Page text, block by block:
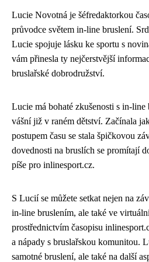
Lucie Novotná je šéfredaktorkou
průvodce světem in-line bruslení.
Lucie spojuje lásku ke sportu s
vám přinesla ty nejčerstvější
bruslařské dobrodružství.
Lucie má bohaté zkušenosti s in-
vášní již v raném dětství. Začínala
postupem času se stala špičkovou
dovednosti na bruslích se promítají
píše pro inlinesport.cz.
S Lucií se můžete setkat nejen na
in-line bruslením, ale také ve
prostřednictvím časopisu
a nápady s bruslařskou komunitou.
samotné bruslení, ale také na další